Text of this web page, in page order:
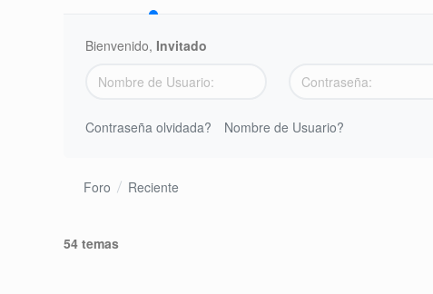
Bienvenido, Invitado
Contraseña olvidada? Nombre de Usuario?
Foro Reciente
54 temas